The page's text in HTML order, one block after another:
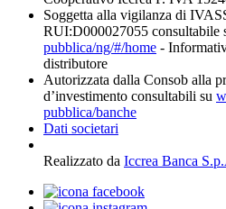
Soggetta alla vigilanza di
RUI:D000027055 consultabile
pubblica/ng/#/home -
distributore
Autorizzata dalla Consob alla
d’investimento consultabili su
pubblica/banche
Dati societari
Realizzato da Iccrea Banca